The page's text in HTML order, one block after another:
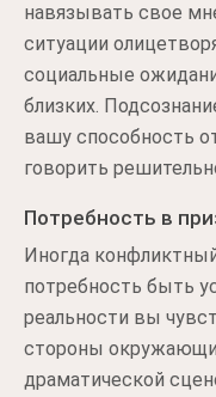
навязывать свое
ситуации
социальные
близких.
вашу способность
говорить
Потребность в
Иногда
потребность быть
реальности вы
стороны
драматической